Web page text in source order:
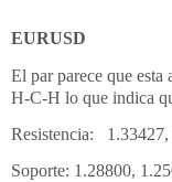
EURUSD
El par parece que esta
H-C-H lo que indica
Resistencia: 1.33427,
Soporte: 1.28800,